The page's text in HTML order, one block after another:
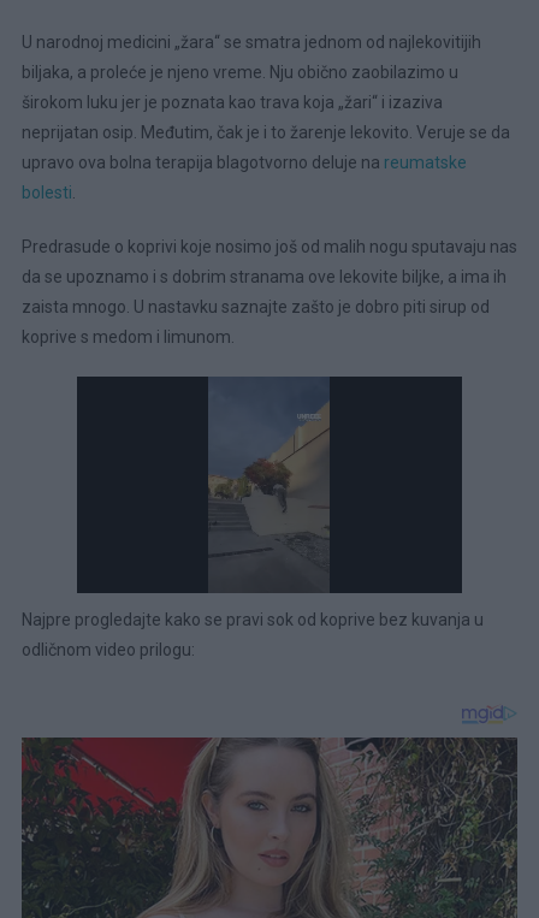
U narodnoj medicini „žara“ se smatra jednom od najlekovitijih
biljaka, a proleće je njeno vreme. Nju obično zaobilazimo u
širokom luku jer je poznata kao trava koja „žari“ i izaziva
neprijatan osip. Međutim, čak je i to žarenje lekovito. Veruje se da
upravo ova bolna terapija blagotvorno deluje na reumatske
bolesti
Predrasude o koprivi koje nosimo još od malih nogu sputavaju nas
da se upoznamo i s dobrim stranama ove lekovite biljke, a ima ih
zaista mnogo. U nastavku saznajte zašto je dobro piti sirup od
koprive s medom i limunom.
Najpre progledajte kako se pravi sok od koprive bez kuvanja u
odličnom video prilogu: